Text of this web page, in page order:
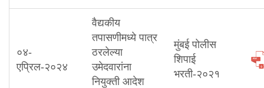
०४-
एप्रिल-२०२४
वैद्यकीय
तपासणीमध्ये पात्र
ठरलेल्या
उमेदवारांना
नियुक्ती आदेश
मुंबई पोलीस
शिपाई
भरती-२०२१